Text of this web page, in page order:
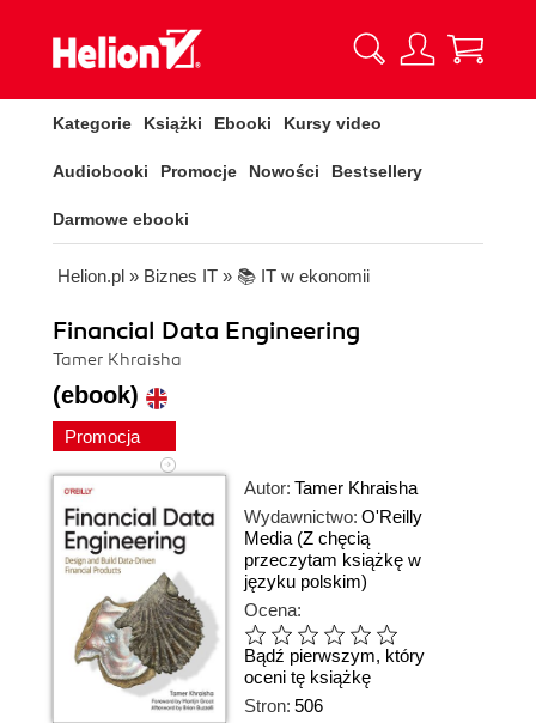
Kategorie Książki Ebooki Kursy video
Audiobooki Promocje Nowości Bestsellery
Darmowe ebooki
Helion.pl » Biznes IT » 📚 IT w ekonomii
Financial Data Engineering
Tamer Khraisha
(ebook)
Promocja
Autor: Tamer Khraisha
Wydawnictwo: O'Reilly
Media (Z chęcią
przeczytam książkę w
języku polskim)
Ocena:
Bądź pierwszym, który
oceni tę książkę
Stron: 506